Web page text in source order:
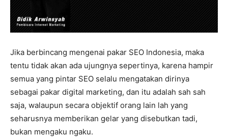
Jika berbincang mengenai pakar SEO Indonesia, maka
tentu tidak akan ada ujungnya sepertinya, karena hampir
semua yang pintar SEO selalu mengatakan dirinya
sebagai pakar digital marketing, dan itu adalah sah sah
saja, walaupun secara objektif orang lain lah yang
seharusnya memberikan gelar yang disebutkan tadi,
bukan mengaku ngaku.